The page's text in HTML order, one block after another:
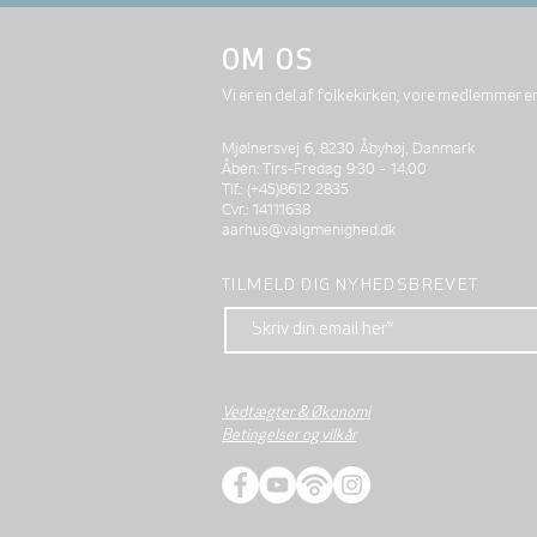
OM OS
Vi er en del af folkekirken, vore medlemmer
Mjølnersvej 6, 8230 Åbyhøj, Danmark
Åben: Tirs-Fredag 9:30 - 14.00
Tlf.: (+45)8612 2835
Cvr.: 14111638
aarhus@valgmenighed.dk
TILMELD DIG NYHEDSBREVET
Vedtægter & Økonomi
Betingelser og vilkår